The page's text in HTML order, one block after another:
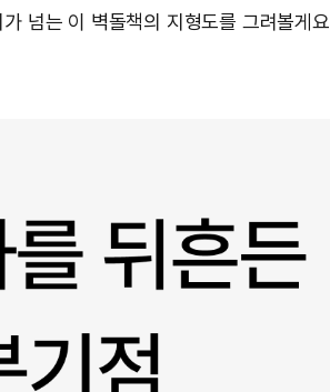
넘는 이 벽돌책의 지형도를 그려볼게